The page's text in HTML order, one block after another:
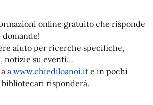
online gratuito che risponde
domande!
aiuto per ricerche specifiche,
notizie su eventi…
a www.chiediloanoi.it e in pochi
risponderà.